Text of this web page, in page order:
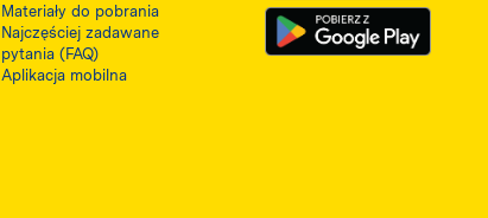
Materiały do pobrania
Najczęściej zadawane
pytania (FAQ)
Aplikacja mobilna